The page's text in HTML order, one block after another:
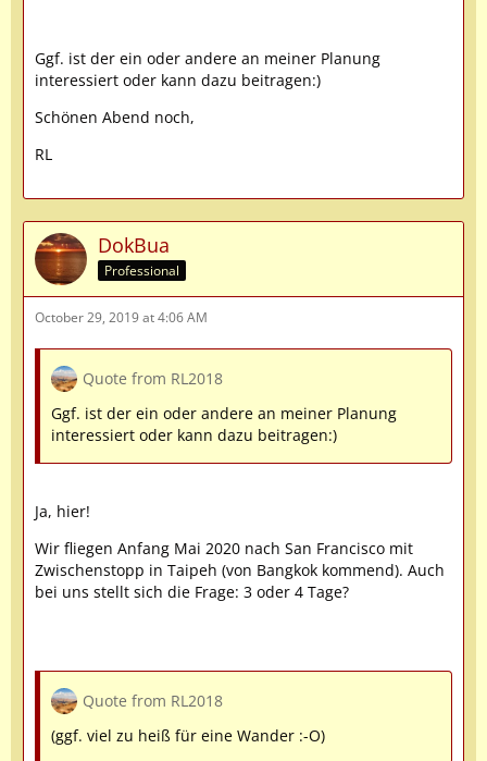
Ggf. ist der ein oder andere an meiner Planung
interessiert oder kann dazu beitragen:)
Schönen Abend noch,
RL
DokBua
Professional
October 29, 2019 at 4:06 AM
Quote from RL2018
Ggf. ist der ein oder andere an meiner Planung
interessiert oder kann dazu beitragen:)
Ja, hier!
Wir fliegen Anfang Mai 2020 nach San Francisco mit
Zwischenstopp in Taipeh (von Bangkok kommend). Auch
bei uns stellt sich die Frage: 3 oder 4 Tage?
Quote from RL2018
(ggf. viel zu heiß für eine Wander :-O)